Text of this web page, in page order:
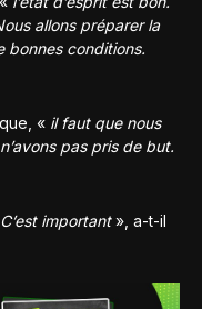
allons préparer la
bonnes conditions.
« il faut que nous
pas pris de but.
important», a-t-il